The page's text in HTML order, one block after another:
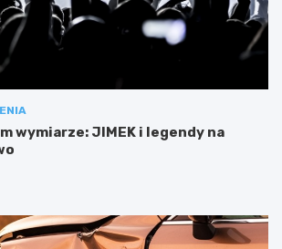
wymiarze: JIMEK i legendy na